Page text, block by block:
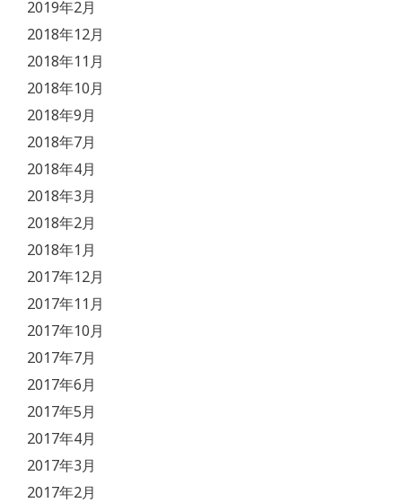
2019年2月
2018年12月
2018年11月
2018年10月
2018年9月
2018年7月
2018年4月
2018年3月
2018年2月
2018年1月
2017年12月
2017年11月
2017年10月
2017年7月
2017年6月
2017年5月
2017年4月
2017年3月
2017年2月